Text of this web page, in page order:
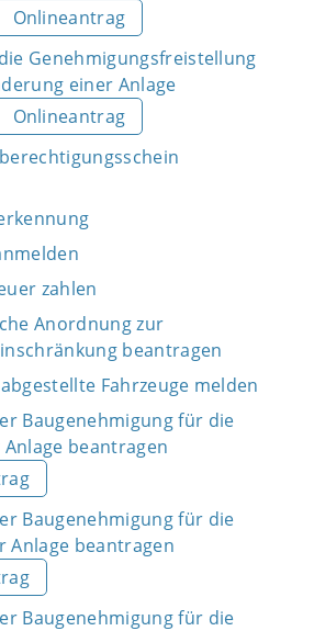
Onlineantrag
Genehmigungsfreistellung
einer Anlage
Onlineantrag
zahlen
Anordnung zur
beantragen
Fahrzeuge melden
Baugenehmigung für die
beantragen
Baugenehmigung für die
Anlage beantragen
Baugenehmigung für die